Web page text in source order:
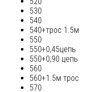
530
540
540+трос 1.5м
550
550+0,45цепь
550+0,90 цепь
560
560+1.5м трос
570